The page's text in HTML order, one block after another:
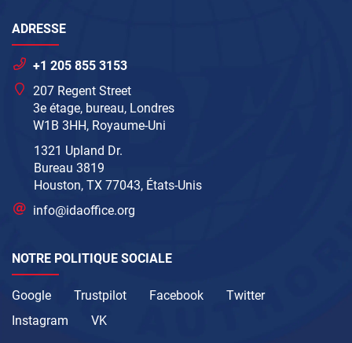
ADRESSE
+1 205 855 3153
207 Regent Street
3e étage, bureau, Londres
W1B 3HH, Royaume-Uni
1321 Upland Dr.
Bureau 3819
Houston, TX 77043, États-Unis
info@idaoffice.org
NOTRE POLITIQUE SOCIALE
Google Trustpilot Facebook
Twitter
Instagram
VK